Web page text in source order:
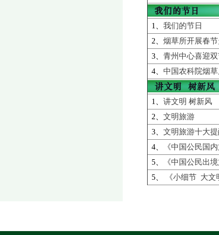
1、 我们的节日
2、 烟草所开展春
3、 青州中心喜迎
4、 中国农科院烟
1、 讲文明 树新风
2、 文明旅游
3、 文明旅游十大
4、
《中国公民国
5、
《中国公民出
5、
《小细节 大文